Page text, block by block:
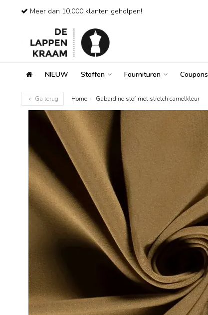
Meer dan 10.000 klanten geholpen!
NIEUW Stoffen Fournituren Coupons
Ga terug Home Gabardine stof met stretch camelkleur